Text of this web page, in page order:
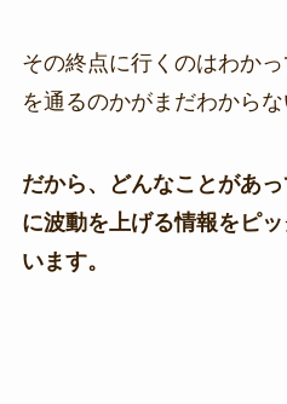
その終点に行くのはわか
を通るのかがまだわからな
だから、どんなことがあ
に波動を上げる情報をピ
います。